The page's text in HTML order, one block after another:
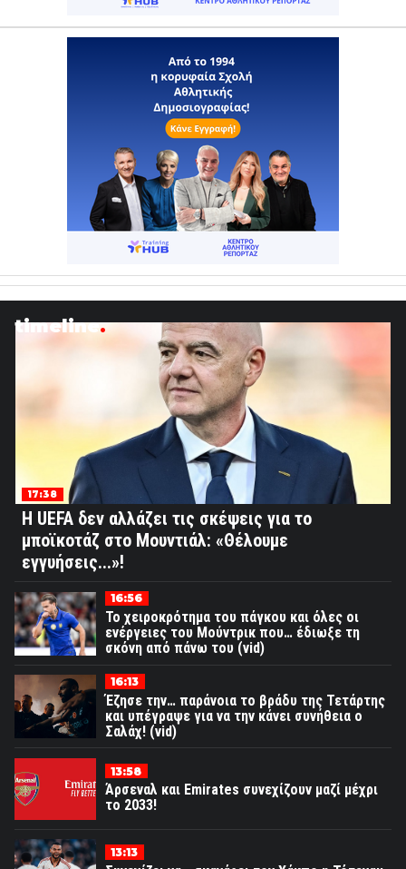
timeline
17:38
Η UEFA δεν αλλάζει τις σκέψεις για το
μποϊκοτάζ στο Μουντιάλ: «Θέλουμε
εγγυήσεις...»!
16:56
Το χειροκρότημα του πάγκου και όλες οι
ενέργειες του Μούντρικ που… έδιωξε τη
σκόνη από πάνω του (vid)
16:13
Έζησε την… παράνοια το βράδυ της Τετάρτης
και υπέγραψε για να την κάνει συνήθεια ο
Σαλάχ! (vid)
13:58
Άρσεναλ και Emirates συνεχίζουν μαζί μέχρι
το 2033!
13:13